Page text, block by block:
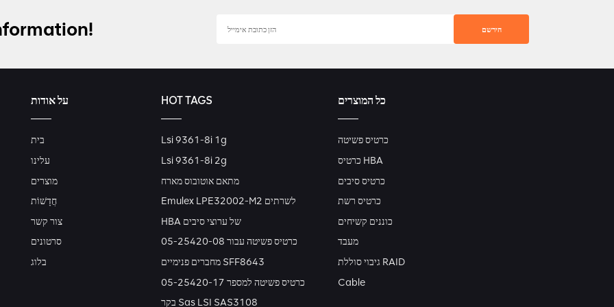
על אודות
בית
עלינו
מוצרים
חֲדָשׁוֹת
צור קשר
סרטונים
בלוג
HOT TAGS
Lsi 9361-8i 1g
Lsi 9361-8i 2g
מתאם אוטובוס מארח
Emulex LPE32002-M2 לשרתים
HBA של ערוצי סיבים
כרטיס פשיטה עבור 05-25420-08
מחברים פנימיים SFF8643
כרטיס פשיטה למספר 05-25420-17
בקר Sas LSI SAS3108
כל המוצרים
כרטיס פשיטה
כרטיס HBA
כרטיס סיבים
כרטיס רשת
כוננים קשיחים
מעבד
גיבוי סוללת RAID
Cable